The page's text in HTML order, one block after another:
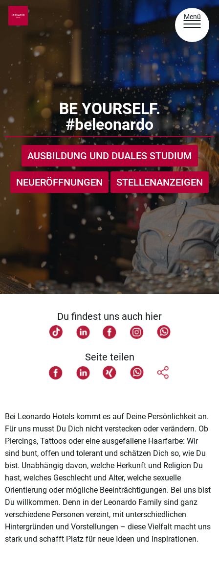
Menü
BE YOURSELF.
#beleonardo
AUSBILDUNG UND DUALES STUDIUM
NEUERÖFFNUNGEN STELLENANZEIGEN
Du findest uns auch hier
Seite teilen
Bei Leonardo Hotels kommt es auf Deine Persönlichkeit an.
Für uns musst Du Dich nicht verstecken oder verändern. Ob
Piercings, Tattoos oder eine ausgefallene Haarfarbe: Wir
sind bunt, offen und tolerant und schätzen Dich so, wie Du
bist. Unabhängig davon, welche Herkunft und Religion Du
hast, welches Geschlecht und Alter, welche sexuelle
Orientierung oder mögliche Beeinträchtigungen. Bei uns bist
Du willkommen. Denn in der Leonardo Family sind ganz
verschiedene Personen vereint, mit unterschiedlichen
Hintergründen und Vorstellungen – diese Vielfalt macht uns
stark und schafft Platz für neue Ideen und Inspirationen.